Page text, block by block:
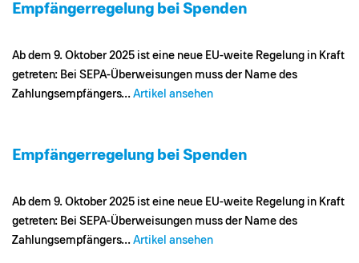
Empfängerregelung bei Spenden
Ab dem 9. Oktober 2025 ist eine neue EU-weite Regelung in Kraft
getreten: Bei SEPA-Überweisungen muss der Name des
Zahlungsempfängers... Artikel ansehen
Empfängerregelung bei Spenden
Ab dem 9. Oktober 2025 ist eine neue EU-weite Regelung in Kraft
getreten: Bei SEPA-Überweisungen muss der Name des
Zahlungsempfängers... Artikel ansehen